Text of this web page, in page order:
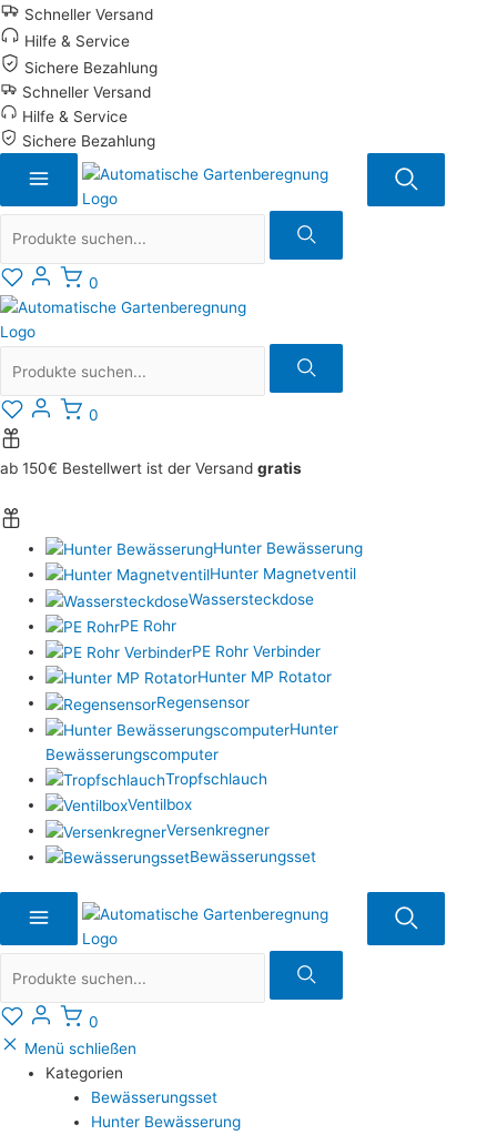
Zum
Inhalt
springen
Schneller Versand
Hilfe & Service
Sichere Bezahlung
Schneller Versand
Hilfe & Service
Sichere Bezahlung
0
0
ab 150€ Bestellwert ist der Versand gratis
Hunter Bewässerung
Hunter Magnetventil
Wassersteckdose
PE Rohr
PE Rohr Verbinder
Hunter MP Rotator
Regensensor
Hunter
Bewässerungscomputer
Tropfschlauch
Ventilbox
Versenkregner
Bewässerungsset
0
Menü schließen
Kategorien
Bewässerungsset
Hunter Bewässerung